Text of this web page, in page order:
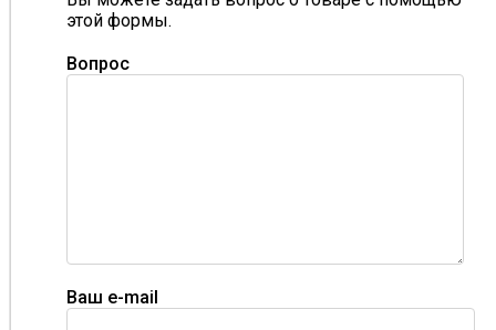
этой формы.
Вопрос
Ваш e-mail